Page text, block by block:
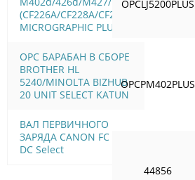
(CF226A/CF228A/CF287A)
MICROGRAPHIC PLUS
OPC БАРАБАН В СБОРЕ
BROTHER HL
5240/MINOLTA BIZHUB
20 UNIT SELECT KATUN
ВАЛ ПЕРВИЧНОГО
ЗАРЯДА CANON FC 330
DC Select
OPCLJ5200PLUS
OPCPM402PLUS
44856